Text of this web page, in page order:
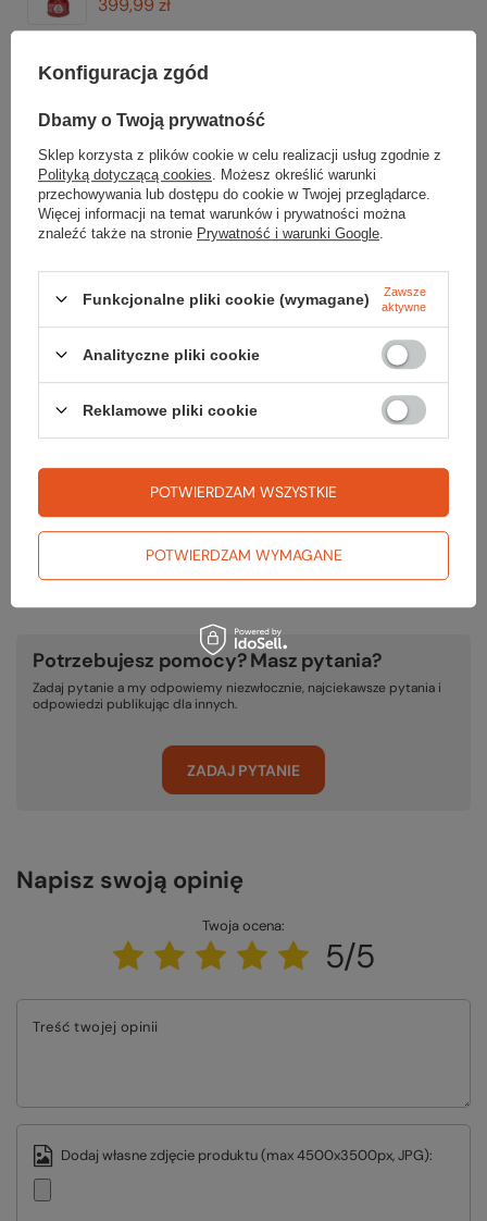
399,99 zł
259,99 zł
Tabletki do dezynfekcji wody AQUATAB
29,99 zł
Kubek tytanowy JACON CUP TITANIUM 400 ml
Gwarancja
RĘKOJMIA 24 M-CE
Na sprzedawane produkty udzielana jest 24-miesięczna rękojmia na
podstawie ustawy z dnia 30 maja 2014r. o prawach konsumenta.
PODMIOT ODPOWIEDZIALNY ZA TEN PRODUKT NA TERENIE UE
Skalnik Spółka z o.o. Więcej
Potrzebujesz pomocy? Masz pytania?
Zadaj pytanie a my odpowiemy niezwłocznie, najciekawsze pytania i
odpowiedzi publikując dla innych.
ZADAJ PYTANIE
Napisz swoją opinię
Twoja ocena:
5/5
Treść twojej opinii
Dodaj własne zdjęcie produktu (max 4500x3500px, JPG):
Konfiguracja zgód
Dbamy o Twoją prywatność
Sklep korzysta z plików cookie w celu realizacji usług zgodnie z
Polityką dotyczącą cookies . Możesz określić warunki
przechowywania lub dostępu do cookie w Twojej przeglądarce.
Więcej informacji na temat warunków i prywatności można
znaleźć także na stronie Prywatność i warunki Google
Funkcjonalne pliki cookie (wymagane)
Zawsze
aktywne
Analityczne pliki cookie
Reklamowe pliki cookie
POTWIERDZAM WYMAGANE
POTWIERDZAM WSZYSTKIE